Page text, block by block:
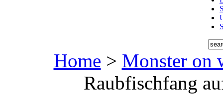
Home > Monster on
Raubfischfang